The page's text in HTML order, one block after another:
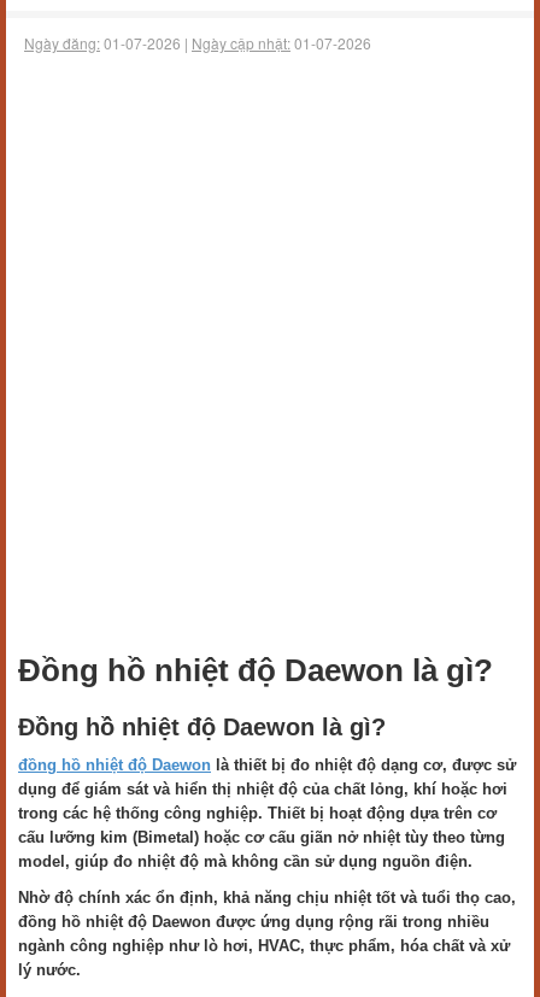
Ngày đăng:01-07-2026 | Ngày cập nhật:01-07-2026
Đồng hồ nhiệt độ Daewon là gì?
Đồng hồ nhiệt độ Daewon là gì?
đồng hồ nhiệt độ Daewon là thiết bị đo nhiệt độ dạng cơ, được sử
dụng để giám sát và hiển thị nhiệt độ của chất lỏng, khí hoặc hơi
trong các hệ thống công nghiệp. Thiết bị hoạt động dựa trên cơ
cấu lưỡng kim (Bimetal) hoặc cơ cấu giãn nở nhiệt tùy theo từng
model, giúp đo nhiệt độ mà không cần sử dụng nguồn điện.
Nhờ độ chính xác ổn định, khả năng chịu nhiệt tốt và tuổi thọ cao,
đồng hồ nhiệt độ Daewon được ứng dụng rộng rãi trong nhiều
ngành công nghiệp như lò hơi, HVAC, thực phẩm, hóa chất và xử
lý nước.